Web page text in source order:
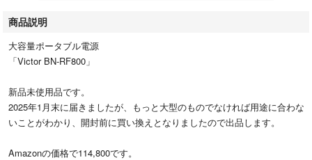
商品説明
大容量ポータブル電源
「Victor BN-RF800」
新品未使用品です。
2025年1月末に届きましたが、もっと大型のものでなければ用途に合わな
いことがわかり、開封前に買い換えとなりましたので出品します。
Amazonの価格で114,800です。